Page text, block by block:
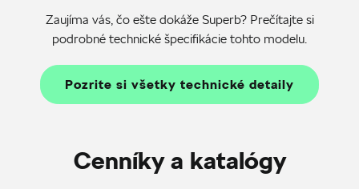
Zaujíma vás, čo ešte dokáže Superb? Prečítajte si
podrobné technické špecifikácie tohto modelu.
Pozrite si všetky technické detaily
Cenníky a katalógy